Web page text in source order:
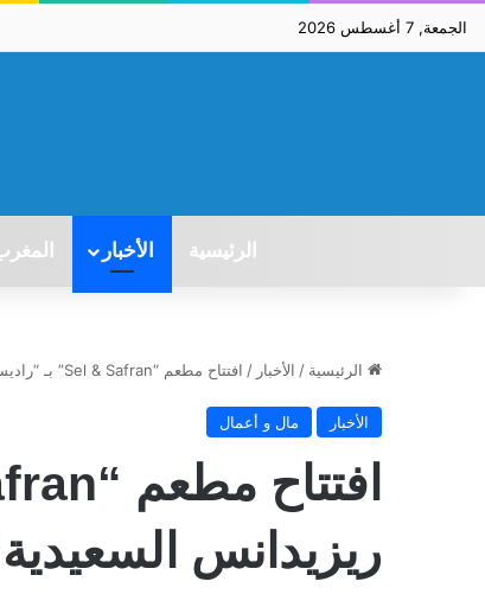
الجمعة, 7 أغسطس 2026
الرئيسية الأخبار
الرئيسية / الأخبار / افتتاح مطعم “Sel & Safran” بـ “راديسون بلو ريزيدانس السعيدية”
الأخبار مال و أعمال
ريزيدانس